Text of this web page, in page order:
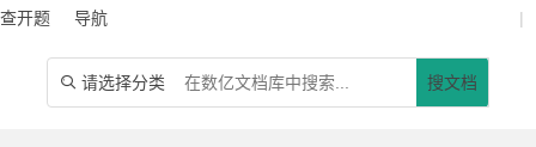
查开题 导航 |
 请选择分类 搜文档